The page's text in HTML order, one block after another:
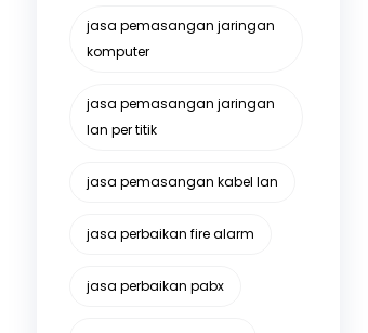
jasa pemasangan jaringan
komputer
jasa pemasangan jaringan
lan per titik
jasa pemasangan kabel lan
jasa perbaikan fire alarm
jasa perbaikan pabx